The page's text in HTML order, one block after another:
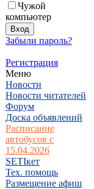
Чужой
компьютер
Забыли пароль?
Регистрация
Меню
Новости
Новости читателей
Форум
Доска объявлений
Расписание
автобусов с
15.04.2026
SETIкет
Тех. помощь
Размещение афиш